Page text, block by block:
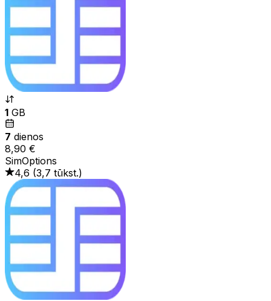
1 GB
7 dienos
8,90 €
SimOptions
4,6 (3,7 tūkst.)